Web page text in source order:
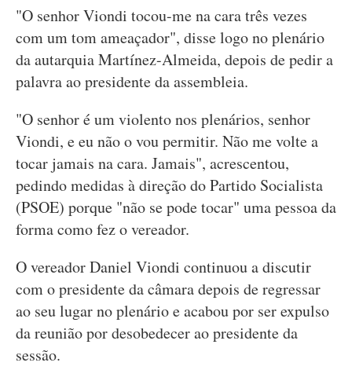
"O senhor Viondi tocou-me na cara três vezes
com um tom ameaçador", disse logo no plenário
da autarquia Martínez-Almeida, depois de pedir a
palavra ao presidente da assembleia.
"O senhor é um violento nos plenários, senhor
Viondi, e eu não o vou permitir. Não me volte a
tocar jamais na cara. Jamais", acrescentou,
pedindo medidas à direção do Partido Socialista
(PSOE) porque "não se pode tocar" uma pessoa da
forma como fez o vereador.
O vereador Daniel Viondi continuou a discutir
com o presidente da câmara depois de regressar
ao seu lugar no plenário e acabou por ser expulso
da reunião por desobedecer ao presidente da
sessão.